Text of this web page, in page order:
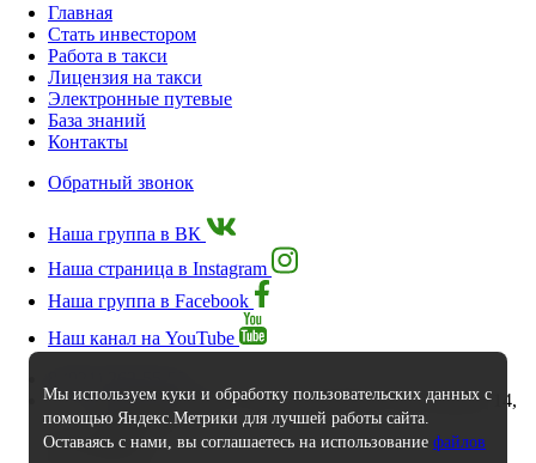
Главная
Стать инвестором
Работа в такси
Лицензия на такси
Электронные путевые
База знаний
Контакты
Обратный звонок
Наша группа в ВК
Наша страница в Instagram
Наша группа в Facebook
Наш канал на YouTube
г. Калининград, ул.Литовский Вал д.38 подъезд 14,
офис 208.
Все адреса
Мы используем куки и обработку пользовательских данных с
помощью Яндекс.Метрики для лучшей работы сайта.
Оставаясь с нами, вы соглашаетесь на использование файлов